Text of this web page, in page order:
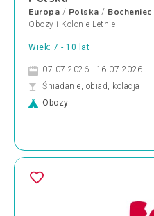
Europa / Polska / Bocheniec
Obozy i Kolonie Letnie
Wiek: 7 - 10 lat
07.07.2026 - 16.07.2026
Śniadanie, obiad, kolacja
Obozy